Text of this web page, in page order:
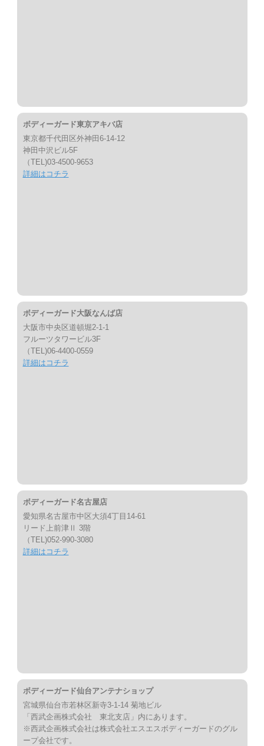
ボディーガード東京アキバ店
東京都千代田区外神田6-14-12
神田中沢ビル5F
（TEL)03-4500-9653
詳細はコチラ
ボディーガード大阪なんば店
大阪市中央区道頓堀2-1-1
フルーツタワービル3F
（TEL)06-4400-0559
詳細はコチラ
ボディーガード名古屋店
愛知県名古屋市中区大須4丁目14-61
リード上前津Ⅱ 3階
（TEL)052-990-3080
詳細はコチラ
ボディーガード仙台アンテナショップ
宮城県仙台市若林区新寺3-1-14 菊地ビル
「西武企画株式会社 東北支店」内にあります。
※西武企画株式会社は株式会社エスエスボディーガードのグル
ープ会社です。